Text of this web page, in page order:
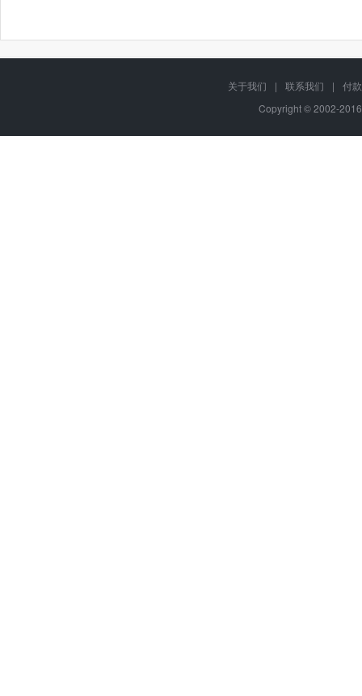
关于我们 | 联系我们 |
付
Copyright © 2002-